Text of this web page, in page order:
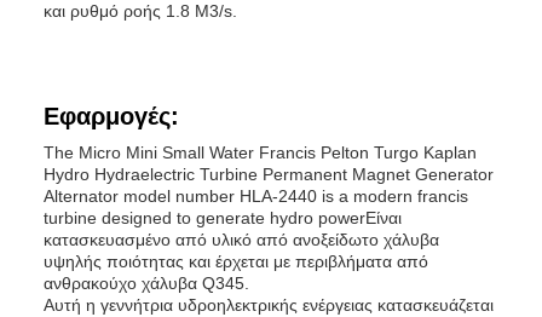
και ρυθμό ροής 1.8 M3/s.
Εφαρμογές:
The Micro Mini Small Water Francis Pelton Turgo Kaplan
Hydro Hydraelectric Turbine Permanent Magnet Generator
Alternator model number HLA-2440 is a modern francis
turbine designed to generate hydro powerΕίναι
κατασκευασμένο από υλικό από ανοξείδωτο χάλυβα
υψηλής ποιότητας και έρχεται με περιβλήματα από
ανθρακούχο χάλυβα Q345.
Αυτή η γεννήτρια υδροηλεκτρικής ενέργειας κατασκευάζεται